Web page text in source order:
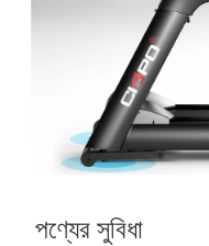
পণ্যের সুবিধা